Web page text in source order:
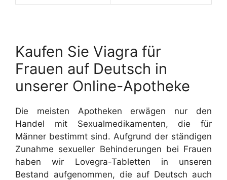
Kaufen Sie Viagra für
Frauen auf Deutsch in
unserer Online-Apotheke
Die meisten Apotheken erwägen nur den
Handel mit Sexualmedikamenten, die für
Männer bestimmt sind. Aufgrund der ständigen
Zunahme sexueller Behinderungen bei Frauen
haben wir Lovegra-Tabletten in unseren
Bestand aufgenommen, die auf Deutsch auch